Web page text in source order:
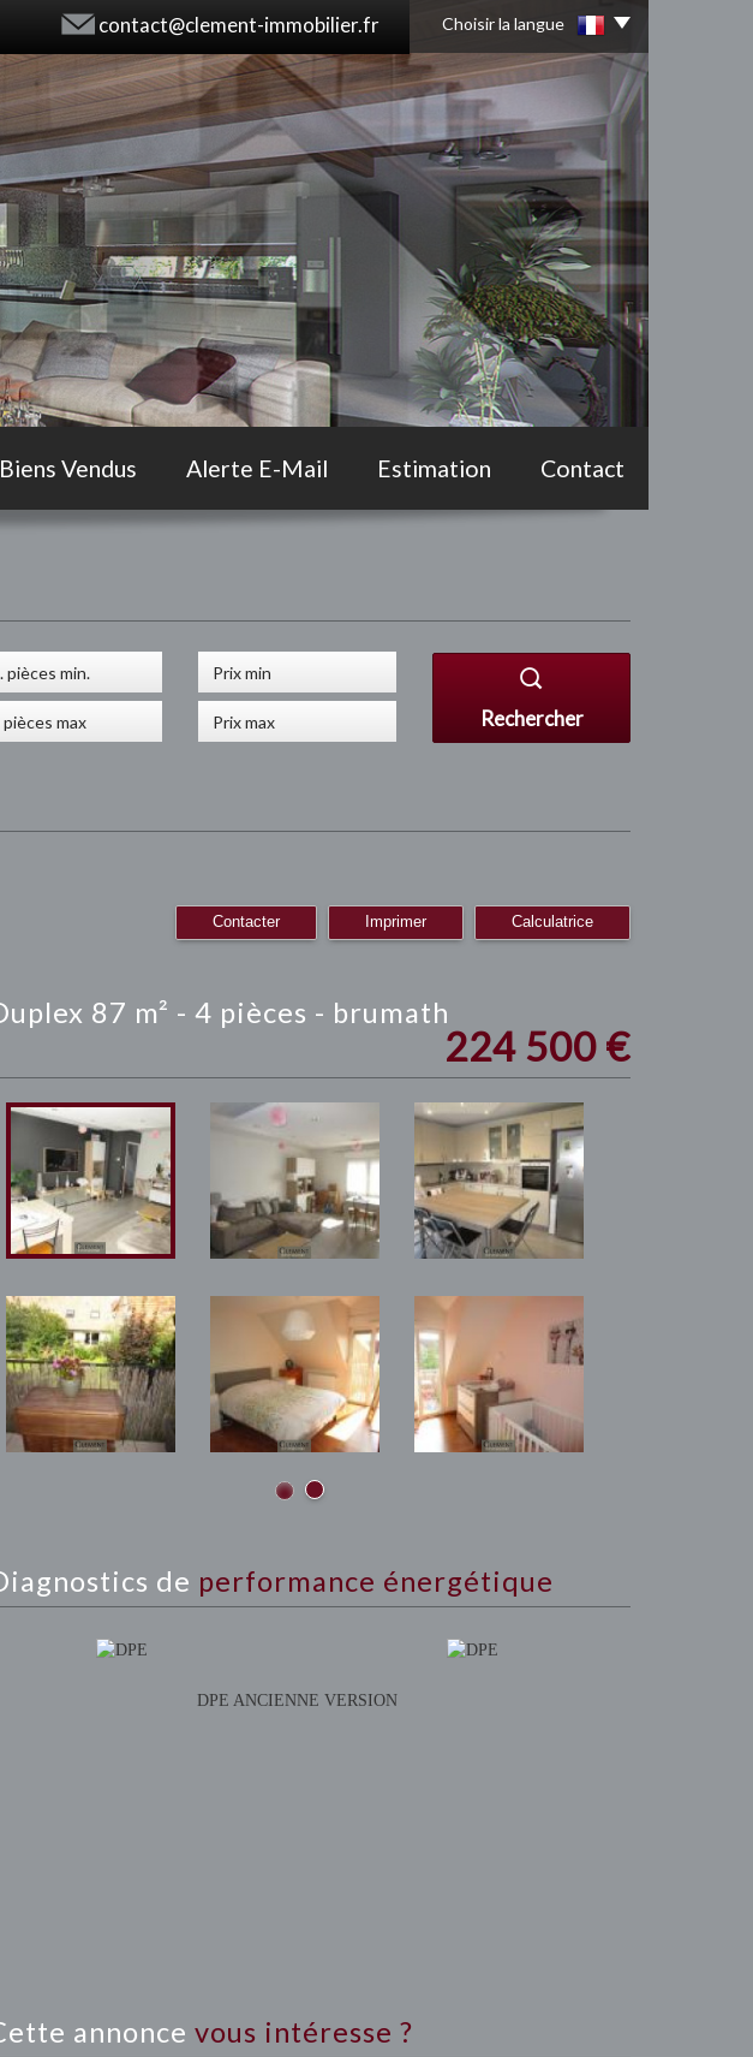
contact@clement-immobilier.fr Choisir la langue
Biens Vendus Alerte E-Mail Estimation Contact
Rechercher
Contacter Imprimer Calculatrice
duplex 87 m² - 4 pièces - brumath
224 500 €
diagnostics de performance énergétique
DPE ANCIENNE VERSION
cette annonce vous intéresse ?